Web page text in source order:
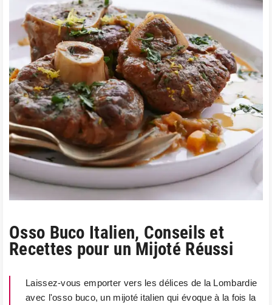
Osso Buco Italien, Conseils et
Recettes pour un Mijoté Réussi
Laissez-vous emporter vers les délices de la Lombardie
avec l'osso buco, un mijoté italien qui évoque à la fois la